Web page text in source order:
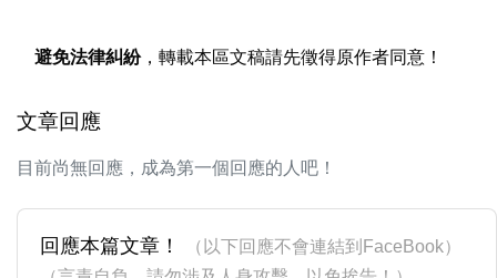
避免法律糾紛，轉載本區文稿請先徵得原作者同意！
文章回應
目前尚無回應，成為第一個回應的人吧！
回應本篇文章！
（以下回應不會連結到FaceBook）